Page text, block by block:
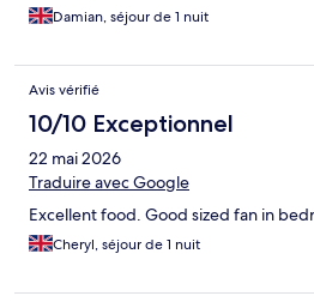
Damian, séjour de 1 nuit
Avis vérifié
10/10 Exceptionnel
22 mai 2026
Traduire avec Google
Excellent food. Good sized fan in
Cheryl, séjour de 1 nuit